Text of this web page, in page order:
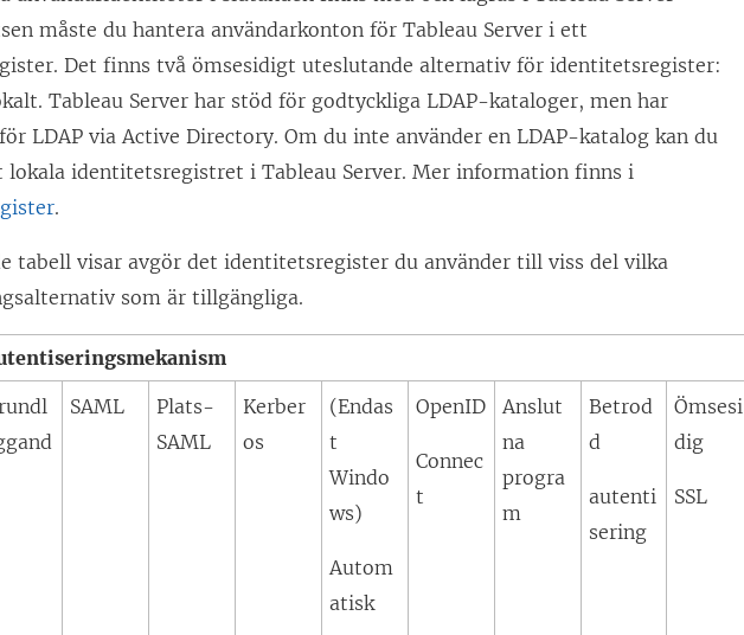
n
k
e
n
ö
n
i
e
t
t
måste du hantera användarkonton för Tableau Server i ett
Det finns två ömsesidigt uteslutande alternativ för identitetsregister:
Tableau Server har stöd för godtyckliga LDAP-kataloger, men har
LDAP via Active Directory. Om du inte använder en LDAP-katalog kan du
lokala identitetsregistret i Tableau Server. Mer information finns i
.
tabell visar avgör det identitetsregister du använder till viss del vilka
som är tillgängliga.
SAML
Plats-
SAML
Kerber
os
(Endas
t
Windo
ws)
Autom
atisk
OpenID
Connec
t
Anslut
na
progra
m
Betrod
d
autenti
sering
Ömsesi
dig
SSL